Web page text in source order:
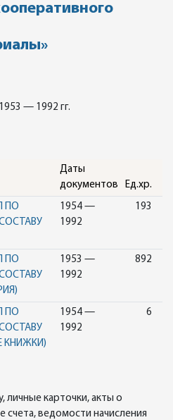
— 1992 гг.
Даты
документов
Ед.хр.
ПО
1954 —
1992
193
ПО
1953 —
1992
892
ПО
КНИЖКИ)
1954 —
1992
6
личные карточки, акты о
счета, ведомости начисления